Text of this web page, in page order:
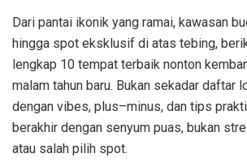
Dari pantai ikonik yang ramai, kawasan
hingga spot eksklusif di atas tebing,
lengkap 10 tempat terbaik nonton
malam tahun baru. Bukan sekadar daftar
dengan vibes, plus–minus, dan tips
berakhir dengan senyum puas, bukan
atau salah pilih spot.